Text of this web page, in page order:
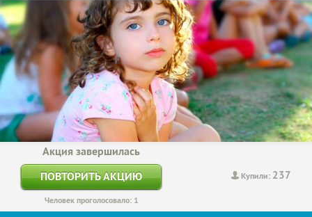
Купили: 237
Акция завершилась
ПОВТОРИТЬ АКЦИЮ
Человек проголосовало: 1